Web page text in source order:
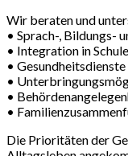
Wir beraten und
• Sprach-, Bildungs-
• Integration in
• Gesundheitsdienste
•
•
•
Die Prioritäten der